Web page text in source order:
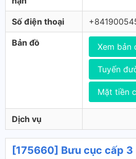
Số điện thoại
Bản đồ Xem bản
Tuyến
Mặt tiền
Dịch vụ
[175660] Bưu cục cấp 3